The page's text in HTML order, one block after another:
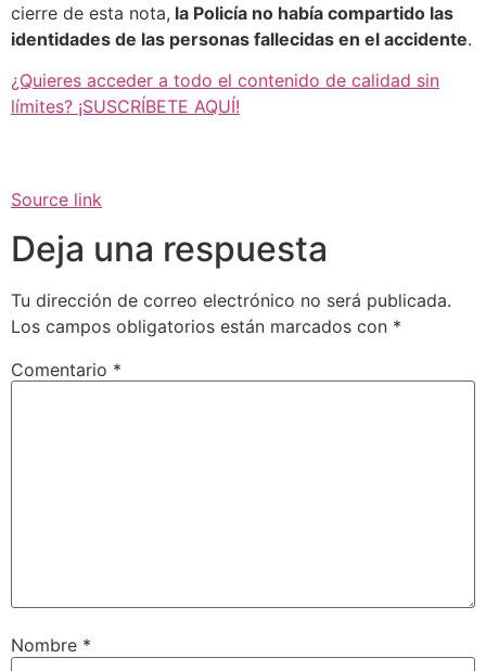
cierre de esta nota, la Policía no había compartido las
identidades de las personas fallecidas en el accidente.
¿Quieres acceder a todo el contenido de calidad sin
límites? ¡SUSCRÍBETE AQUÍ!
Source link
Deja una respuesta
Tu dirección de correo electrónico no será publicada.
Los campos obligatorios están marcados con *
Comentario *
Nombre *